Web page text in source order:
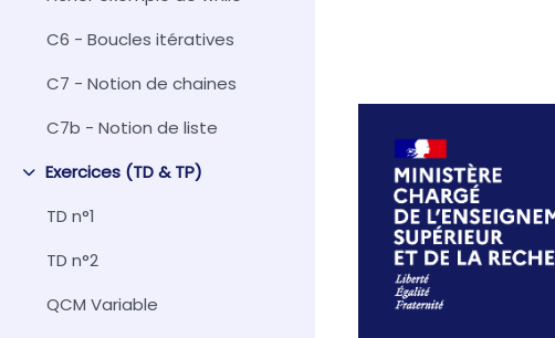
C6 - Boucles itératives
C7 - Notion de chaines
C7b - Notion de liste
Replier
Exercices (TD & TP)
TD n°1
TD n°2
QCM Variable